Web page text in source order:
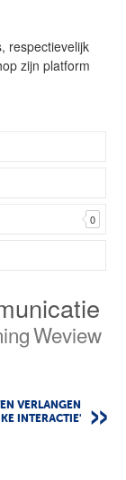
respectievelijk
zijn platform
0
Weview
VERLANGEN
INTERACTIE'